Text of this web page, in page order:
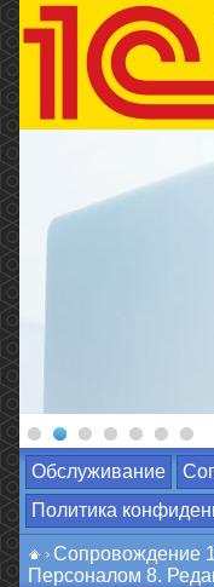
Обслуживание
Политика
Сопровождение
Персоналом 8.